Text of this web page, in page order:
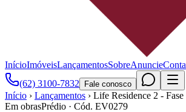
InícioImóveisLançamentosSobreAnuncie
(62) 3100-7832
Fale conosco
Início › Lançamentos › Life Residence 2 - Fase
Em obrasPrédio · Cód. EV0279